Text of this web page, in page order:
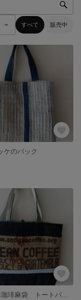
すべて 販売中
ケのバック